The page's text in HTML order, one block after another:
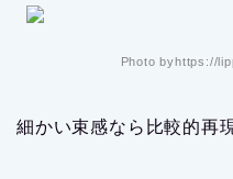
Photo byhttps://
細かい束感なら比較的再